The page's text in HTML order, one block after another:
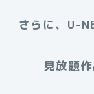
さらに、U-
見放題